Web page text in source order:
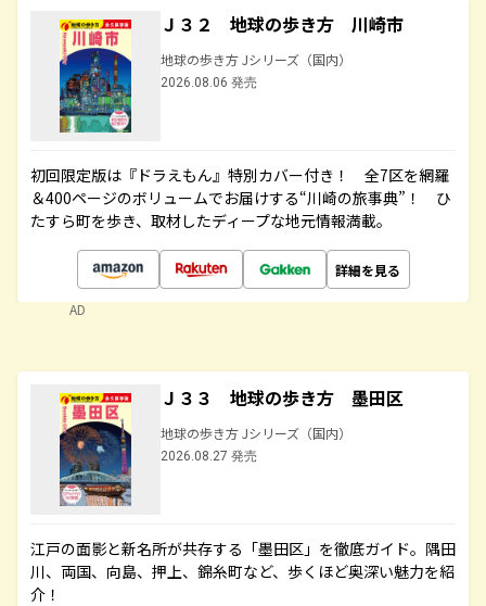
Ｊ３２ 地球の歩き方 川崎市
地球の歩き方 Jシリーズ（国内）
2026.08.06 発売
初回限定版は『ドラえもん』特別カバー付き！ 全7区を網羅
＆400ページのボリュームでお届けする“川崎の旅事典”！ ひ
たすら町を歩き、取材したディープな地元情報満載。
詳細を見る
AD
Ｊ３３ 地球の歩き方 墨田区
地球の歩き方 Jシリーズ（国内）
2026.08.27 発売
江戸の面影と新名所が共存する「墨田区」を徹底ガイド。隅田
川、両国、向島、押上、錦糸町など、歩くほど奥深い魅力を紹
介！